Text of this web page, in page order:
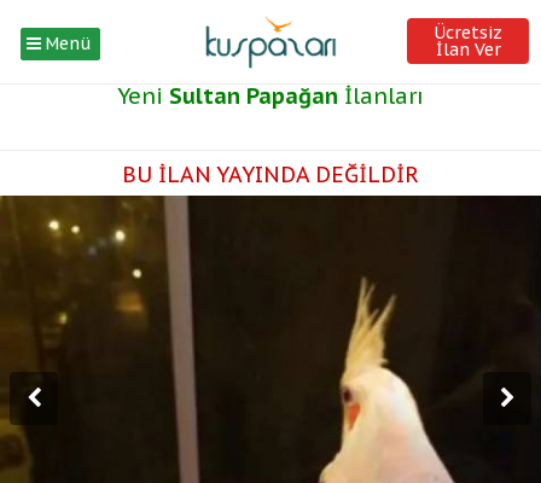
Menü Ücretsiz
İlan Ver
Yeni Sultan Papağan İlanları
BU İLAN YAYINDA DEĞİLDİR